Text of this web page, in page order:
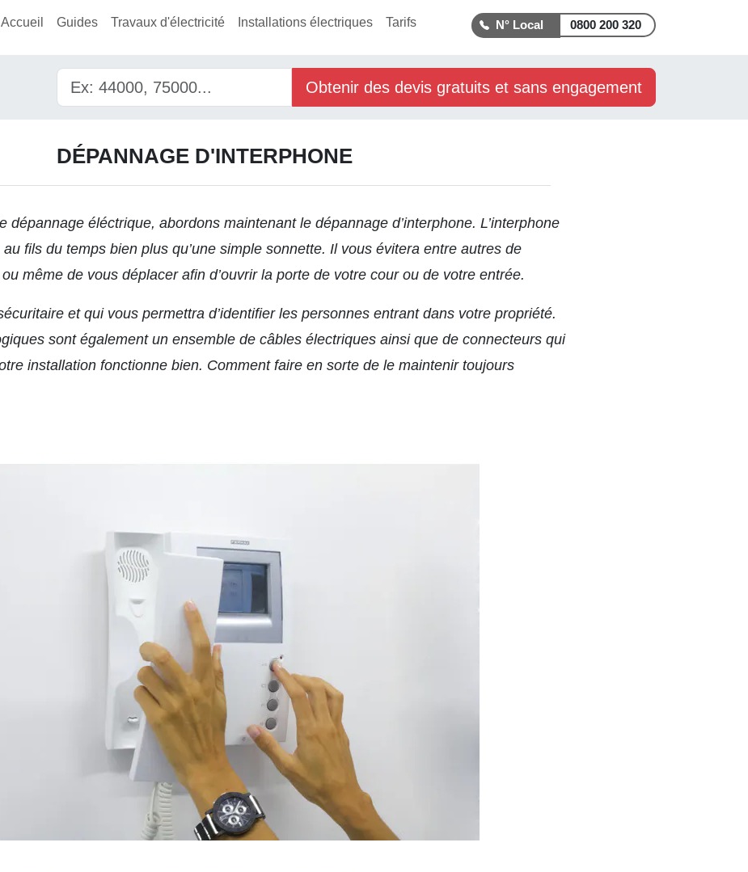
Accueil Guides Travaux d'électricité Installations électriques Tarifs 0800 200 320
Obtenir des devis gratuits et sans engagement
DÉPANNAGE D'INTERPHONE
dépannage éléctrique, abordons maintenant le dépannage d’interphone. L’interphone
au fils du temps bien plus qu’une simple sonnette. Il vous évitera entre autres de
même de vous déplacer afin d’ouvrir la porte de votre cour ou de votre entrée.
et qui vous permettra d’identifier les personnes entrant dans votre propriété.
sont également un ensemble de câbles électriques ainsi que de connecteurs qui
installation fonctionne bien. Comment faire en sorte de le maintenir toujours